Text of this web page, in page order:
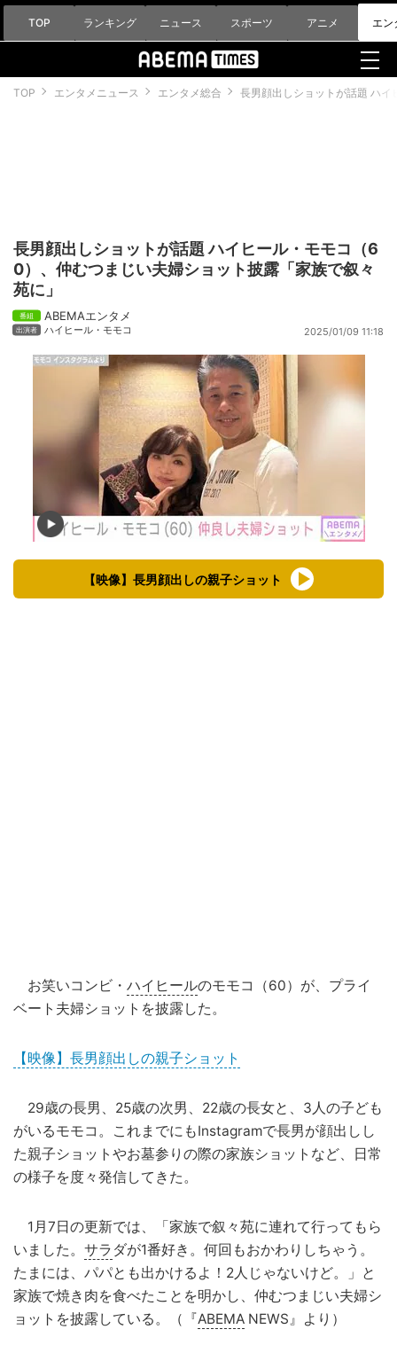
TOP ランキング ニュース スポーツ アニメ エン
TOP エンタメニュース エンタメ総合 長男顔出しショットが話題 ハ
長男顔出しショットが話題 ハイヒール・モモコ（6
0）、仲むつまじい夫婦ショット披露「家族で叙々
苑に」
ABEMAエンタメ
ハイヒール・モモコ 2025/01/09 11:18
【映像】長男顔出しの親子ショット
お笑いコンビ・ ハイヒールのモモコ（60）が、プライ
ベート夫婦ショットを披露した。
【映像】長男顔出しの親子ショット
29歳の長男、25歳の次男、22歳の長女と、3人の子ども
がいるモモコ。これまでにもInstagramで長男が顔出しし
た親子ショットやお墓参りの際の家族ショットなど、日常
の様子を度々発信してきた。
1月7日の更新では、「家族で叙々苑に連れて行ってもら
いました。 サラ ダが1番好き。何回もおかわりしちゃう。
たまには、パパとも出かけるよ！2人じゃないけど。」と
家族で焼き肉を食べたことを明かし、仲むつまじい夫婦シ
ョットを披露している。（『ABEMA NEWS』より）